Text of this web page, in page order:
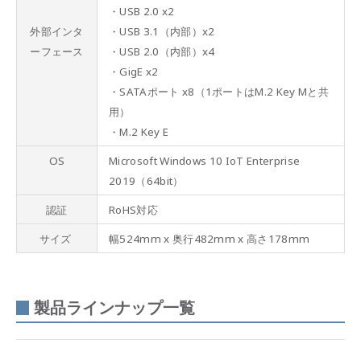
外部インタ
ーフェース
・USB 2.0 x2
・USB 3.1（内部）x2
・USB 2.0（内部）x4
・GigE x2
・SATAポート x8（1ポートはM.2 Key Mと共
用）
・M.2 Key E
OS
Microsoft Windows 10 IoT Enterprise
2019（64bit）
認証
RoHS対応
サイズ
幅524mm x 奥行482mm x 高さ178mm
製品ラインナップ一覧